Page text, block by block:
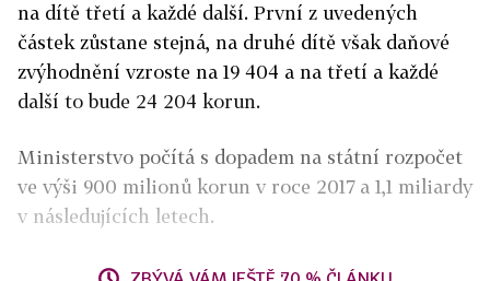
na dítě třetí a každé další. První z uvedených
částek zůstane stejná, na druhé dítě však daňové
zvýhodnění vzroste na 19 404 a na třetí a každé
další to bude 24 204 korun.
Ministerstvo počítá s dopadem na státní rozpočet
ve výši 900 milionů korun v roce 2017 a 1,1 miliardy
v následujících letech.